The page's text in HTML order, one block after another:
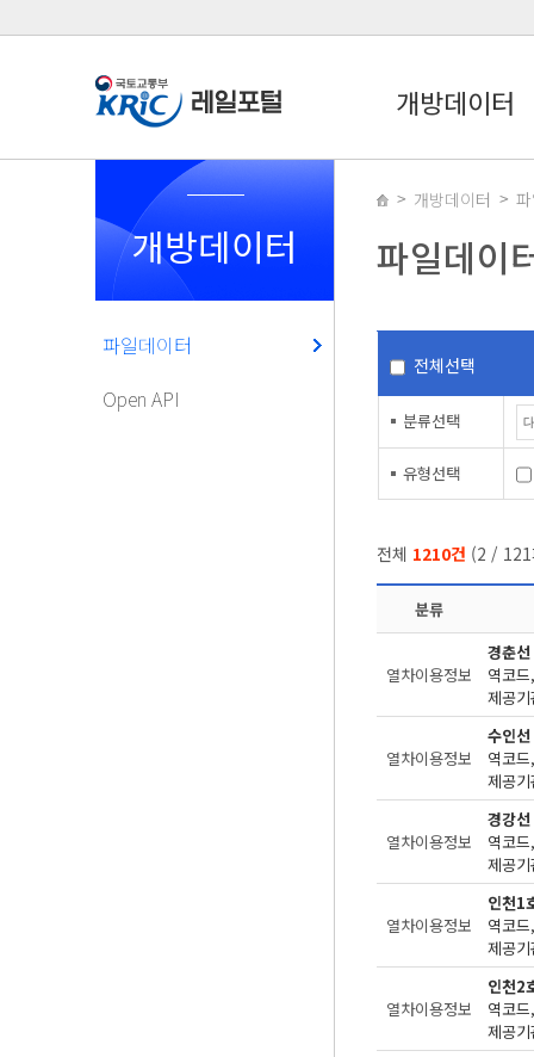
개방데이터
개방데이터
파일데이터
Open API
개방데이터
파일데이
전체선택
분류선택
유형선택
전체 1210건 (2 / 121
분류
열차이용정보
경춘
제공
열차이용정보
수인
제공
열차이용정보
경강
제공
열차이용정보
인천1
제공
열차이용정보
인천2
제공